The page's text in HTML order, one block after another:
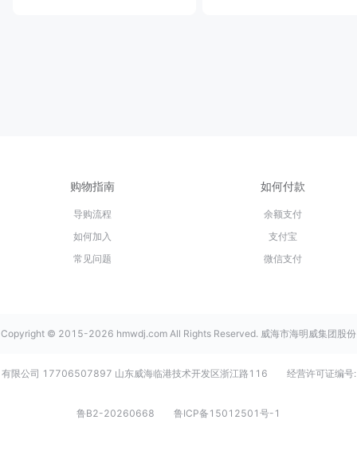
购物指南
导购流程
如何加入
常见问题
如何付款
余额支付
支付宝
微信支付
Copyright © 2015-2026 hmwdj.com All Rights Reserved. 威海市海明威集团股份
有限公司 17706507897 山东威海临港技术开发区浙江路116 经营许可证编号:
鲁B2-20260668 鲁ICP备15012501号-1